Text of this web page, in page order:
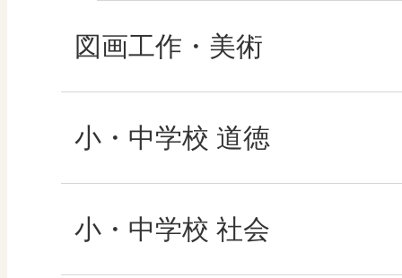
図画工作・美術
形 forme
十人虹色 ～「違う」
小・中学校 道徳
どうとくのひろば
小・中学校 社会